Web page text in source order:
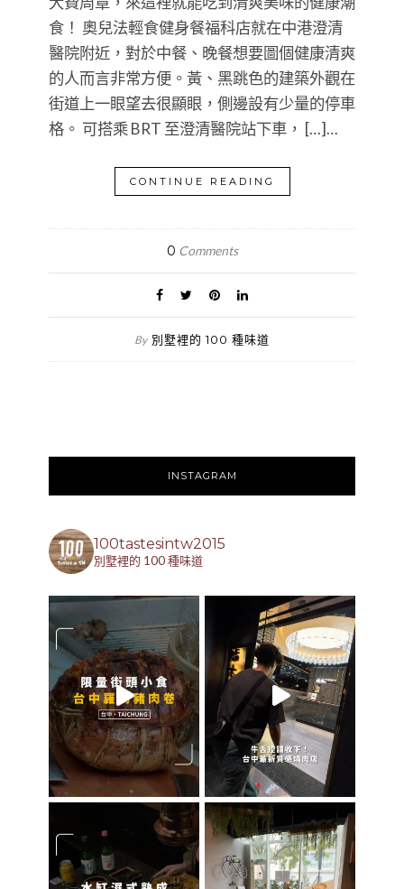
食！ 奧兒法輕食健身餐福科店就在中港澄清
醫院附近，對於中餐、晚餐想要圖個健康清爽
的人而言非常方便。黃、黑跳色的建築外觀在
街道上一眼望去很顯眼，側邊設有少量的停車
格。 可搭乘 BRT 至澄清醫院站下車， […]…
CONTINUE READING
0 Comments
By 別墅裡的 100 種味道
INSTAGRAM
100tastesintw2015
別墅裡的 100 種味道